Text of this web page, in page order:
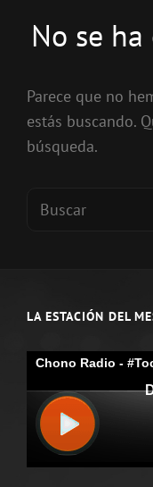
No se
Parece que no
estás buscando.
búsqueda.
LA ESTACIÓN DEL